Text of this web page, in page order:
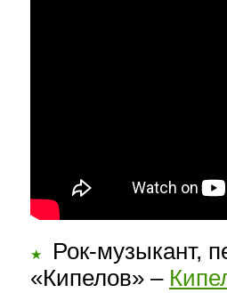
★
Рок-музыкант,
«Кипелов» –